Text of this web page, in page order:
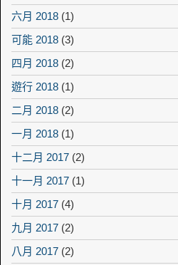
六月 2018 (1)
可能 2018 (3)
四月 2018 (2)
遊行 2018 (1)
二月 2018 (2)
一月 2018 (1)
十二月 2017 (2)
十一月 2017 (1)
十月 2017 (4)
九月 2017 (2)
八月 2017 (2)